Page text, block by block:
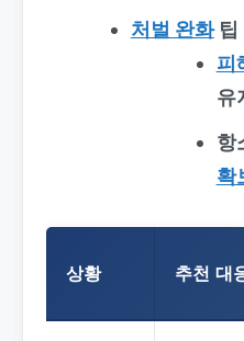
처벌 완화팁
피
유
항
확
상황 추천 대